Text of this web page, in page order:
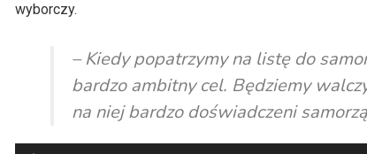
wyborczy.
– Kiedy popatrzymy na listę do
bardzo ambitny cel. Będziemy
na niej bardzo doświadczeni